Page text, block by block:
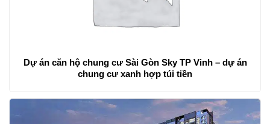
Dự án căn hộ chung cư Sài Gòn Sky TP Vinh – dự án
chung cư xanh hợp túi tiền